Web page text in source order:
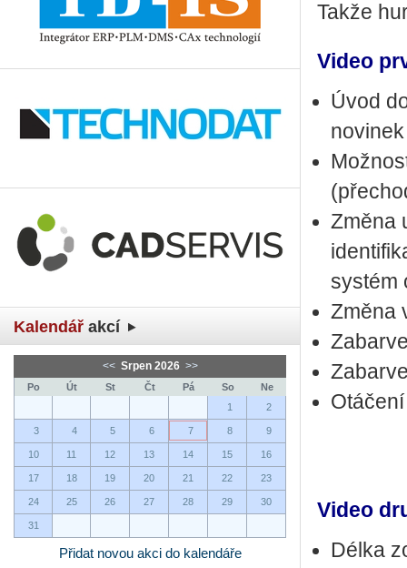
Kalendář akcí
<< Srpen 2026 >>
Po Út St Čt Pá So
Ne
1
2
3 4 5 6 7 8 9
10 11 12 13 14 15 16
17 18 19 20 21 22 23
24 25 26 27 28 29 30
31
Přidat novou akci do kalendáře
Takže
Video
Úvod
novinek
Změna
systém
Změna
Video
Délka